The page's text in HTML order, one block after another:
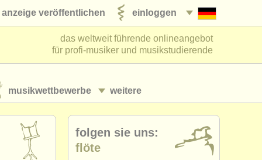
einloggen
anzeige veröffentlichen
das weltweit führende onlineangebot
für profi-musiker und musikstudierende
weitere
musikwettbewerbe
folgen sie uns:
flöte